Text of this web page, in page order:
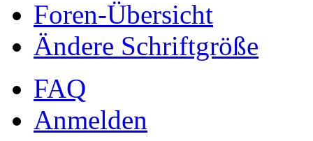
Foren-Übersicht
Ändere Schriftgröße
FAQ
Anmelden